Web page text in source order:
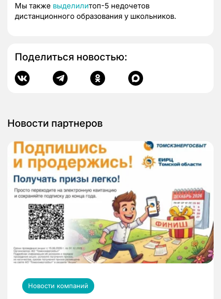
Мы также выделилитоп-5 недочетов
дистанционного образования у школьников.
Поделиться новостью:
Новости партнеров
Новости компаний